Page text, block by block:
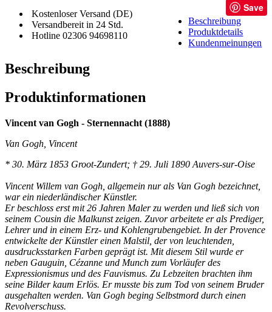
Kostenloser Versand (DE)
Versandbereit in 24 Std.
Hotline 02306 94698110
Save
Beschreibung
Produktdetails
Kundenmeinungen
Beschreibung
Produktinformationen
Vincent van Gogh - Sternennacht (1888)
Van Gogh, Vincent
* 30. März 1853 Groot-Zundert; † 29. Juli 1890 Auvers-sur-Oise
Vincent Willem van Gogh, allgemein nur als Van Gogh bezeichnet,
war ein niederländischer Künstler.
Er beschloss erst mit 26 Jahren Maler zu werden und ließ sich von
seinem Cousin die Malkunst zeigen. Zuvor arbeitete er als Prediger,
Lehrer und in einem Erz- und Kohlengrubengebiet. In der Provence
entwickelte der Künstler einen Malstil, der von leuchtenden,
ausdrucksstarken Farben geprägt ist. Mit diesem Stil wurde er
neben Gauguin, Cézanne und Munch zum Vorläufer des
Expressionismus und des Fauvismus. Zu Lebzeiten brachten ihm
seine Bilder kaum Erlös. Er musste bis zum Tod von seinem Bruder
ausgehalten werden. Van Gogh beging Selbstmord durch einen
Revolverschuss.